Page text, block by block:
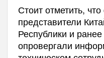
Стоит отметить,
представители
Республики и ранее
опровергали